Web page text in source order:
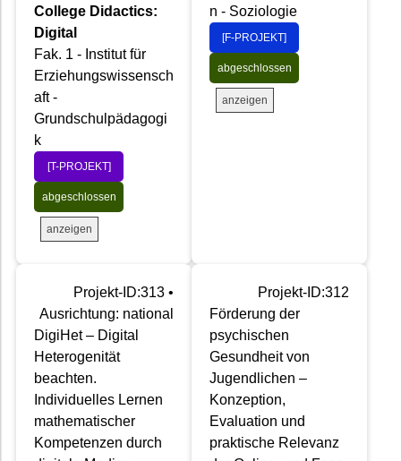
College Didactics:
Digital
Fak. 1 - Institut für
Erziehungswissensch
aft -
Grundschulpädagogi
k
[T-PROJEKT]
abgeschlossen
anzeigen
n - Soziologie
[F-PROJEKT]
abgeschlossen
anzeigen
Projekt-ID:313 •
Ausrichtung: national
DigiHet – Digital
Heterogenität
beachten.
Individuelles Lernen
mathematischer
Kompetenzen durch
Projekt-ID:312
Förderung der
psychischen
Gesundheit von
Jugendlichen –
Konzeption,
Evaluation und
praktische Relevanz